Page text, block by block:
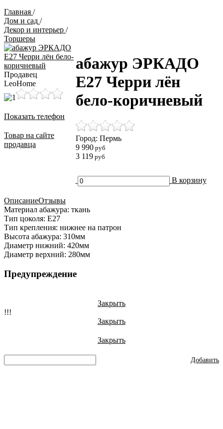
Главная /
Дом и сад /
Декор и интерьер /
Торшеры
Продавец
LeoHome
Показать телефон
Товар на сайте
продавца
абажур ЭРКАДО
E27 Черри лён
бело-коричневый
Город: Пермь
9 990руб
3 119руб
В корзину
ОписаниеОтзывы
Материал абажура: ткань
Тип цоколя: E27
Тип крепления: нижнее на патрон
Высота абажура: 310мм
Диаметр нижний: 420мм
Диаметр верхний: 280мм
Предупреждение
Закрыть
!!!
Закрыть
Закрыть
Добавить